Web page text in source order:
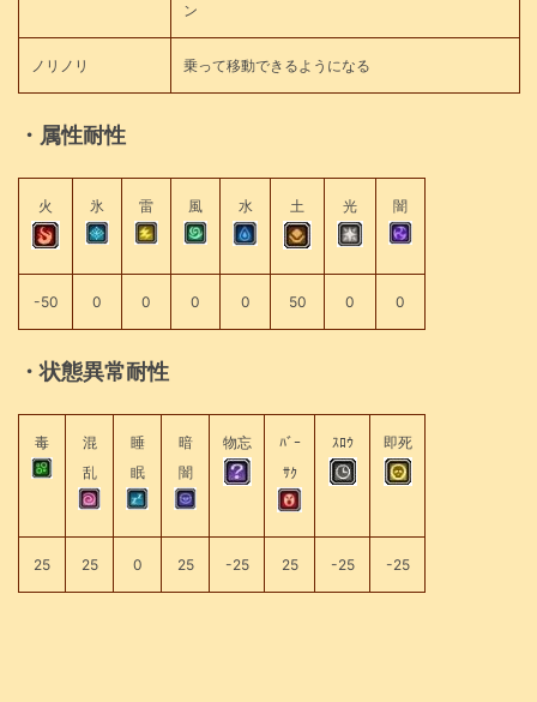
ン
ノリノリ 乗って移動できるようになる
・属性耐性
火 氷 雷 風 水 土 光 闇
-50 0 0 0 0 50 0 0
・状態異常耐性
毒
混
乱
睡
眠
暗
闇
物忘
ﾊﾞｰ
ｻｸ
ｽﾛｳ 即死
25 25 0 25 -25 25 -25 -25